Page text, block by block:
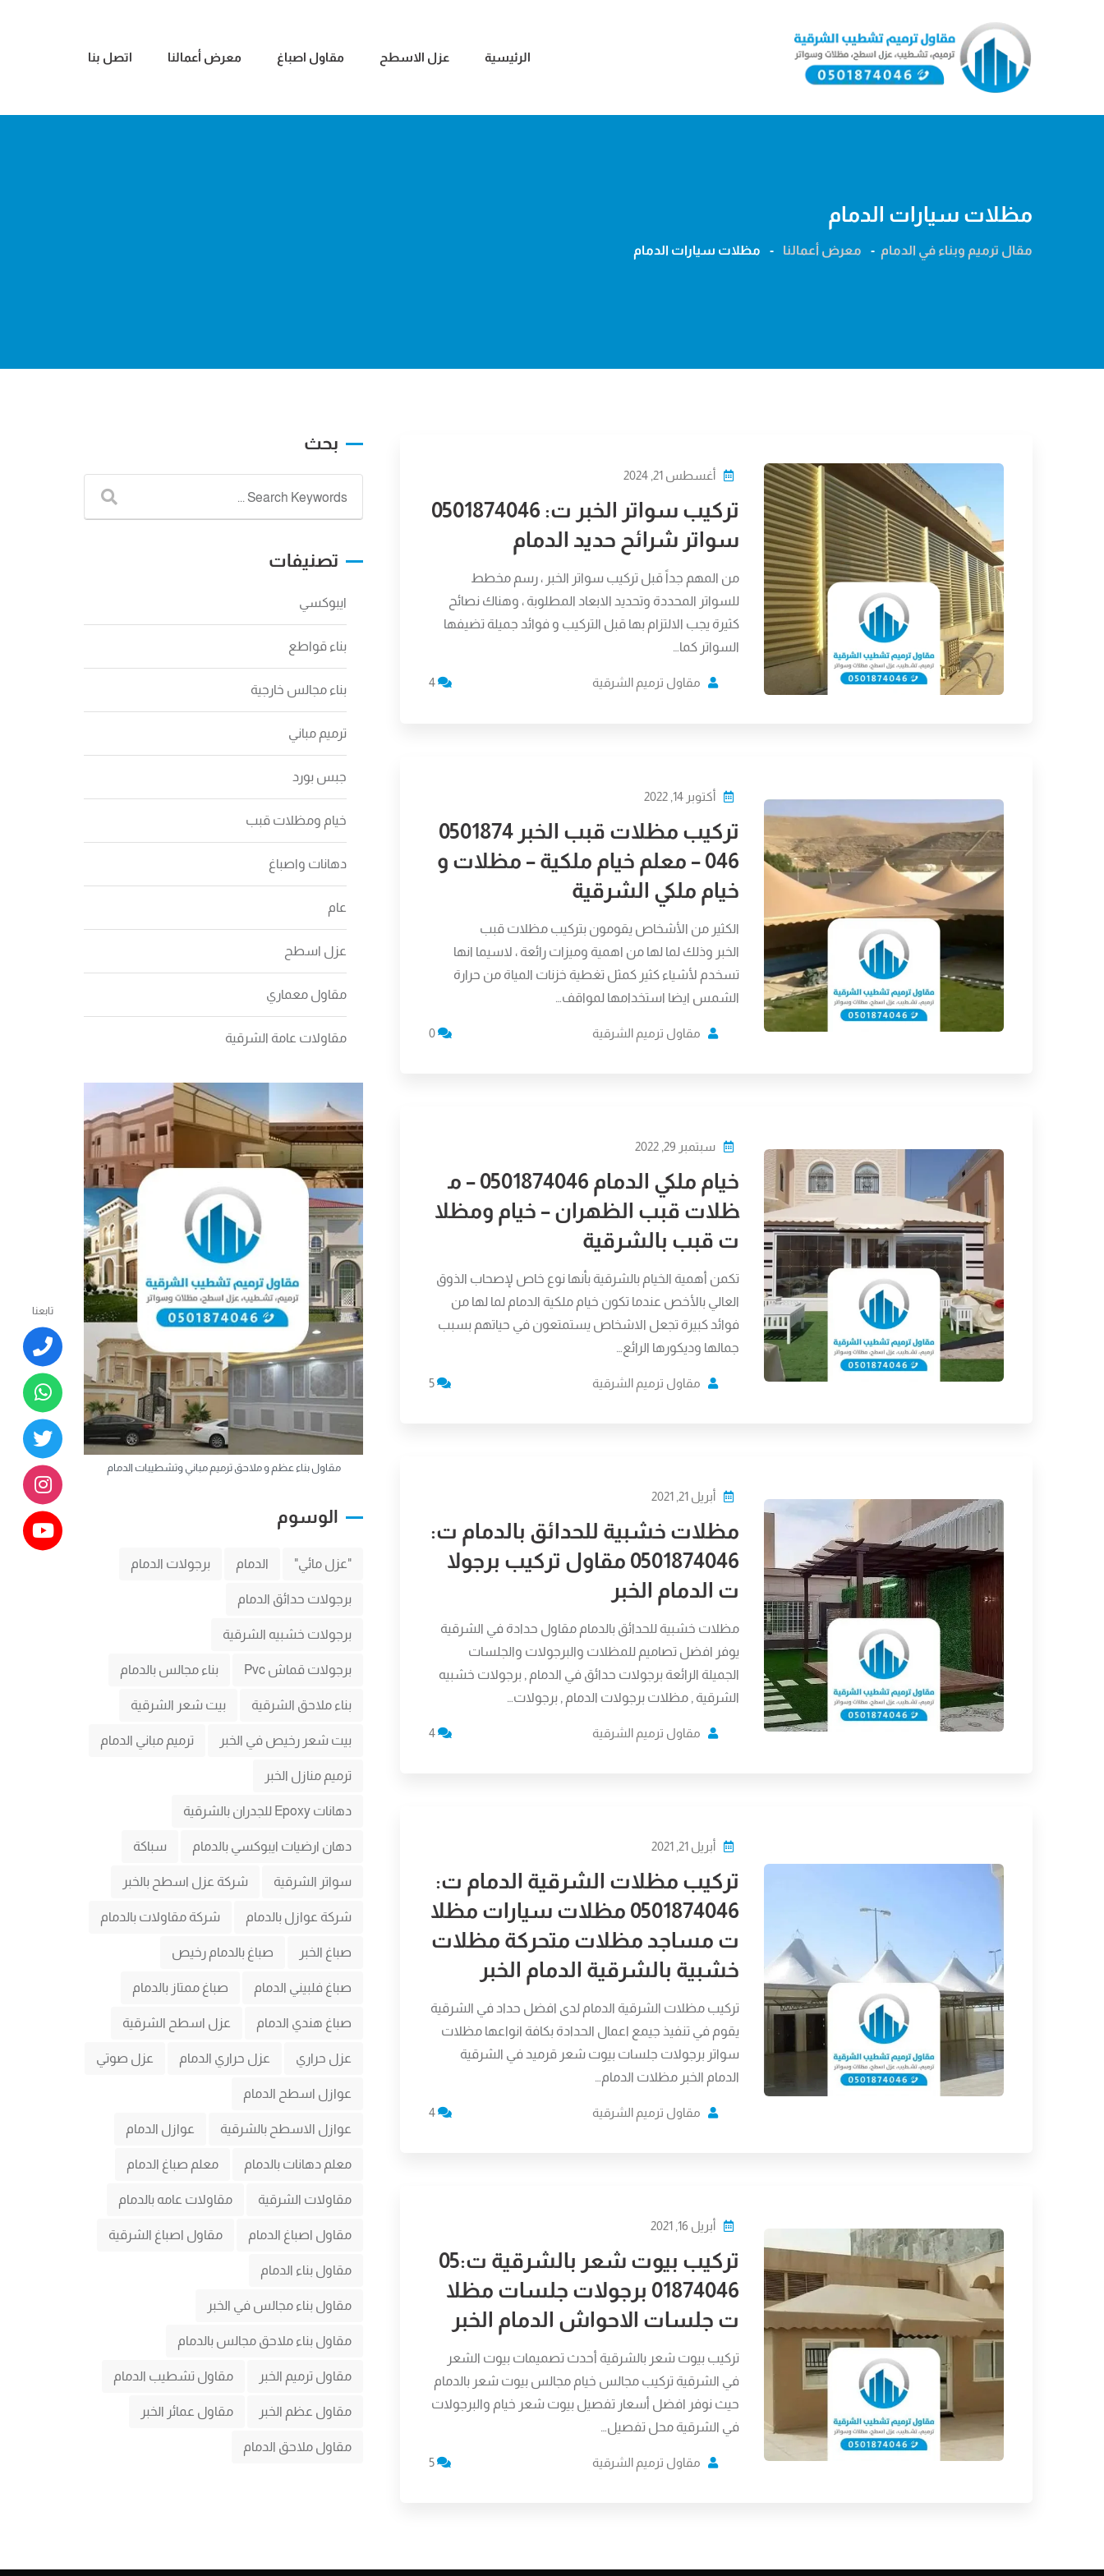
الرئيسية عزل الاسطح مقاول اصباغ معرض أعمالنا اتصل بنا
مظلات سيارات الدمام
مقال ترميم وبناء في الدمام - معرض أعمالنا - مظلات سيارات الدمام
أغسطس 21, 2024
تركيب سواتر الخبر ت: 0501874046
سواتر شرائح حديد الدمام
من المهم جداً قبل تركيب سواتر الخبر ، رسم مخطط
للسواتر المحددة وتحديد الابعاد المطلوبة ، وهناك نصائح
كثيرة يجب الالتزام بها قبل التركيب و فوائد جميلة تضيفها
السواتر كما…
مقاول ترميم الشرقية 4
أكتوبر 14, 2022
تركيب مظلات قبب الخبر 0501874
046 – معلم خيام ملكية – مظلات و
خيام ملكي الشرقية
الكثير من الأشخاص يقومون بتركيب مظلات قبب
الخبر وذلك لما لها من اهمية وميزات رائعة ، لاسيما انها
تسخدم لأشياء كثير كمثل تغطية خزنات المياة من حرارة
الشمس ايضا استخدامها لمواقف…
مقاول ترميم الشرقية 0
سبتمبر 29, 2022
خيام ملكي الدمام 0501874046 – م
ظلات قبب الظهران – خيام ومظلا
ت قبب بالشرقية
تكمن أهمية الخيام بالشرقية بأنها نوع خاص لإصحاب الذوق
العالي بالأخص عندما تكون خيام ملكية الدمام لما لها من
فوائد كبيرة تجعل الاشخاص يستمتعون في حياتهم بسبب
جمالها وديكورها الرائع…
مقاول ترميم الشرقية 5
أبريل 21, 2021
مظلات خشبية للحدائق بالدمام ت:
0501874046 مقاول تركيب برجولا
ت الدمام الخبر
مظلات خشبية للحدائق بالدمام مقاول حدادة في الشرقية
يوفر افضل تصاميم للمظلات والبرجولات والجلسات
الجميلة الرائعة برجولات حدائق في الدمام , برجولات خشبيه
الشرقية , مظلات برجولات الدمام , برجولات…
مقاول ترميم الشرقية 4
أبريل 21, 2021
تركيب مظلات الشرقية الدمام ت:
0501874046 مظلات سيارات مظلا
ت مساجد مظلات متحركة مظلات
خشبية بالشرقية الدمام الخبر
تركيب مظلات الشرقية الدمام لدى افضل حداد في الشرقية
يقوم في تنفيذ جيمع اعمال الحدادة بكافة انواعها مظلات
سواتر برجولات جلسات بيوت شعر قرميد في الشرقية
الدمام الخبر مظلات الدمام…
مقاول ترميم الشرقية 4
أبريل 16, 2021
تركيب بيوت شعر بالشرقية ت:05
01874046 برجولات جلسات مظلا
ت جلسات الاحواش الدمام الخبر
تركيب بيوت شعر بالشرقية أحدث تصميمات بيوت الشعر
في الشرقية تركيب مجالس خيام مجالس بيوت شعر بالدمام
حيث نوفر افضل أسعار تفصيل بيوت شعر خيام والبرجولات
في الشرقية محل تفصيل…
مقاول ترميم الشرقية 5
بحث
تصنيفات
ايبوكسي
بناء قواطع
بناء مجالس خارجية
ترميم مباني
جبس بورد
خيام ومظلات قبب
دهانات واصباغ
عام
عزل اسطح
مقاول معماري
مقاولات عامة الشرقية
مقاول بناء عظم و ملاحق ترميم مباني وتشطيبات الدمام
الوسوم
"عزل مائي" الدمام برجولات الدمام
برجولات حدائق الدمام
برجولات خشبيه الشرقية
برجولات قماش Pvc بناء مجالس بالدمام
بناء ملاحق الشرقية بيت شعر الشرقية
بيت شعر رخيص في الخبر ترميم مباني الدمام
ترميم منازل الخبر
دهانات Epoxy للجدران بالشرقية
دهان ارضيات ايبوكسي بالدمام سباكة
سواتر الشرقية شركة عزل اسطح بالخبر
شركة عوازل بالدمام شركة مقاولات بالدمام
صباغ الخبر صباغ بالدمام رخيص
صباغ فلبيني الدمام صباغ ممتاز بالدمام
صباغ هندي الدمام عزل اسطح الشرقية
عزل حراري عزل حراري الدمام عزل صوتي
عوازل اسطح الدمام
عوازل الاسطح بالشرقية عوازل الدمام
معلم دهانات بالدمام معلم صباغ الدمام
مقاولات الشرقية مقاولات عامه بالدمام
مقاول اصباغ الدمام مقاول اصباغ الشرقية
مقاول بناء الدمام
مقاول بناء مجالس في الخبر
مقاول بناء ملاحق مجالس بالدمام
مقاول ترميم الخبر مقاول تشطيب الدمام
مقاول عظم الخبر مقاول عمائر الخبر
مقاول ملاحق الدمام
تابعنا